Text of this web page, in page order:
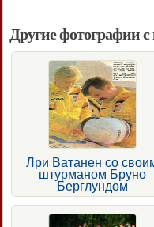
Другие фотографии
Лри Ватанен со
штурманом Бруно
Берглундом